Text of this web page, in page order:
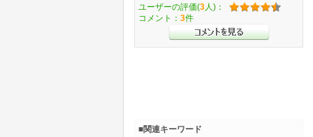
ユーザーの評価(3 人)：
コメント： 3件
■関連キーワード